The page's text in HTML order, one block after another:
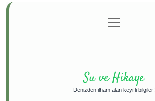
Gizlilik Politikası
menüyü
aç
Su ve Hikaye
Denizden ilham alan keyifli bilgiler!